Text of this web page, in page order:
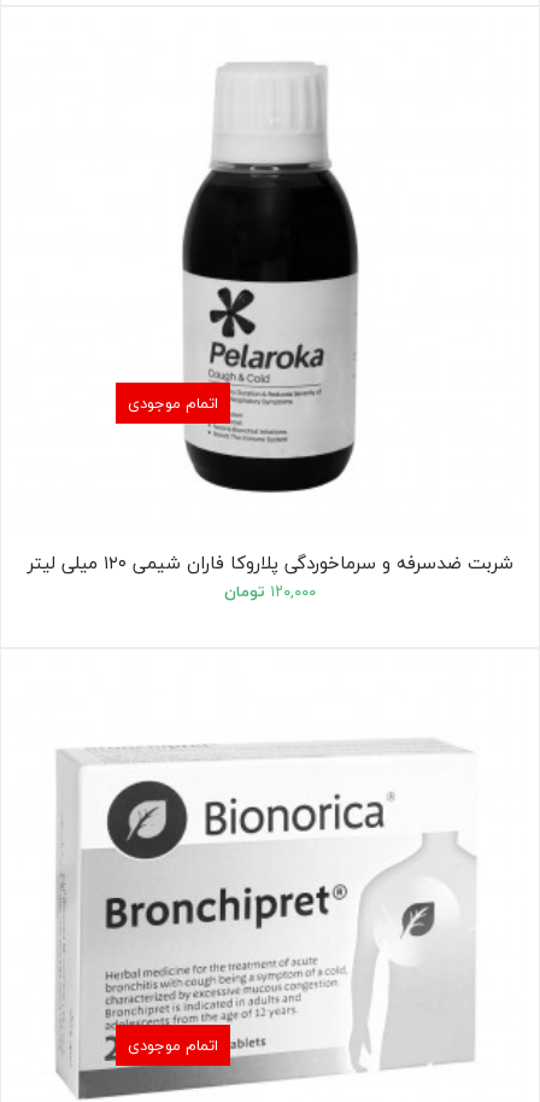
اتمام موجودی
شربت ضدسرفه و سرماخوردگی پلاروکا فاران شیمی ۱۲۰ میلی لیتر
۱۲۰,۰۰۰ تومان
اتمام موجودی